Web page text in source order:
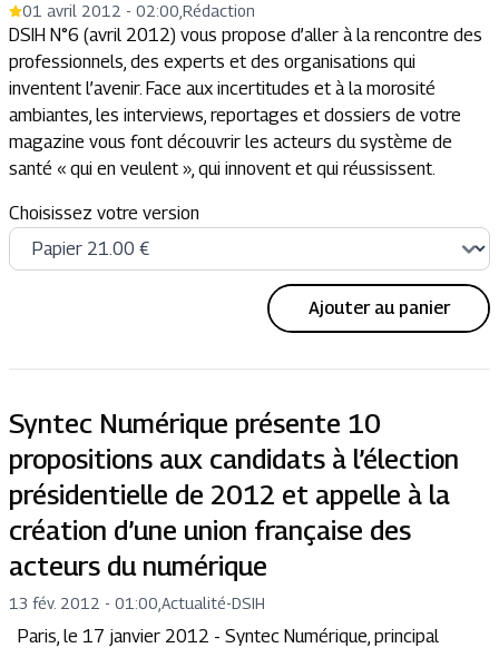
01 avril 2012 - 02:00 Rédaction
DSIH N°6 (avril 2012) vous propose d’aller à la rencontre des
professionnels, des experts et des organisations qui
inventent l’avenir. Face aux incertitudes et à la morosité
ambiantes, les interviews, reportages et dossiers de votre
magazine vous font découvrir les acteurs du système de
santé « qui en veulent », qui innovent et qui réussissent.
Choisissez votre version
Ajouter au panier
Syntec Numérique présente 10
propositions aux candidats à l’élection
présidentielle de 2012 et appelle à la
création d’une union française des
acteurs du numérique
13 fév. 2012 - 01:00 Actualité-DSIH
Paris, le 17 janvier 2012 - Syntec Numérique, principal